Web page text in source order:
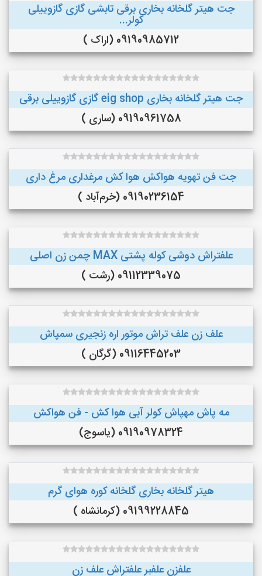
جت هیتر گلخانه بخاری برقی تابشی گازی گازوییلی
کولر...
09190985712 (اراک )
جت هیتر گلخانه بخاری eig shop گازی گازوییلی برقی
09190961758 (ساری )
جت فن تهویه هواکش هوا کش مرغداری مرغ داری
09190236154 (خرم‌آباد )
علفتراش دوشی کوله پشتی MAX چمن زن اصلی
09112339075 (رشت )
علف زن علف تراش موتور اره زنجیری سمپاش
09116445203 (گرگان )
مه پاش مهپاش کولر آبی هوا کش - فن هواکش
09190978324 (یاسوج)
هیتر گلخانه بخاری گلخانه کوره هوای گرم
09199228845 (کرمانشاه )
علفزن علفبر علفتراش علف زن